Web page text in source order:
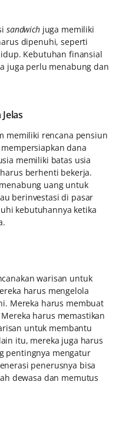
sandwichjuga memiliki
dipenuhi, seperti
Kebutuhan finansial
juga perlu menabung dan
memiliki rencana pensiun
dana
memiliki batas usia
berhenti bekerja.
uang untuk
berinvestasi di pasar
kebutuhannya ketika
warisan untuk
harus mengelola
Mereka harus membuat
harus memastikan
untuk membantu
itu, mereka juga harus
pentingnya mengatur
penerusnya bisa
dewasa dan memutus